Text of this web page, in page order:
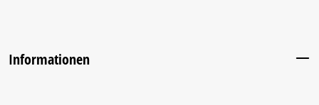
Informationen